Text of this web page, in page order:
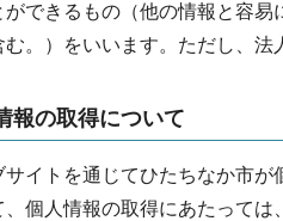
ができるもの（他の情報と容
む。）をいいます。ただし、法
報の取得について
サイトを通じてひたちなか市が
、個人情報の取得にあたっては